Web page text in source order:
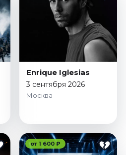
Enrique Iglesias
3 сентября 2026
Москва
от 1 600 ₽